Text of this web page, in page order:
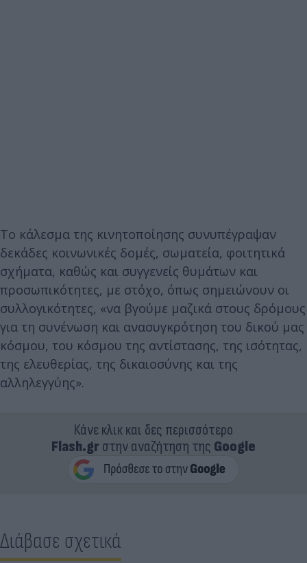
Το κάλεσμα της κινητοποίησης συνυπέγραψαν
δεκάδες κοινωνικές δομές, σωματεία, φοιτητικά
σχήματα, καθώς και συγγενείς θυμάτων και
προσωπικότητες, με στόχο, όπως σημειώνουν οι
συλλογικότητες, «να βγούμε μαζικά στους δρόμους
για τη συνένωση και ανασυγκρότηση του δικού μας
κόσμου, του κόσμου της αντίστασης, της ισότητας,
της ελευθερίας, της δικαιοσύνης και της
αλληλεγγύης».
Κάνε κλικ και δες περισσότερο
Flash.grστην αναζήτηση της Google
Διάβασε σχετικά